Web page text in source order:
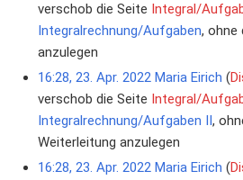
verschob die Seite Integral/
Integralrechnung/Aufgaben, ohne
anzulegen
16:28, 23. Apr. 2022 Maria Eirich
verschob die Seite Integral/
Integralrechnung/Aufgaben II,
Weiterleitung anzulegen
16:28, 23. Apr. 2022 Maria Eirich